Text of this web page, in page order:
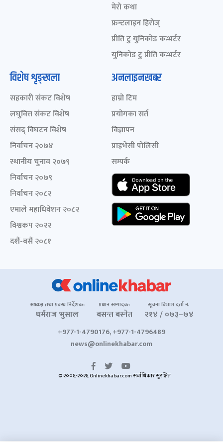
मेरो कथा
फ्रन्टलाइन हिरोज्
प्रीति टु युनिकोड कन्भर्टर
युनिकोड टु प्रीति कन्भर्टर
विशेष शृङ्खला
सहकारी संकट विशेष
लघुवित्त संकट विशेष
संसद् विघटन विशेष
निर्वाचन २०७४
स्थानीय चुनाव २०७९
निर्वाचन २०७९
निर्वाचन २०८२
एमाले महाधिवेशन २०८२
विश्वकप २०२२
दशैं-बसैं २०८१
अनलाइनखबर
हाम्रो टिम
प्रयोगका सर्त
विज्ञापन
प्राइभेसी पोलिसी
सम्पर्क
अध्यक्ष तथा प्रबन्ध निर्देशक:
धर्मराज भुसाल
प्रधान सम्पादक:
बसन्त बस्नेत
सूचना विभाग दर्ता नं.
२१४ / ०७३–७४
+977-1-4790176, +977-1-4796489
news@onlinekhabar.com
© २००६-२०२६ Onlinekhabar.com सर्वाधिकार सुरक्षित